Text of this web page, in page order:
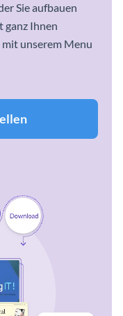
Sie aufbauen
ganz Ihnen
mit unserem Menu